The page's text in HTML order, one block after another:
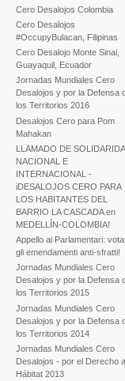
Cero Desalojos Colombia
Cero Desalojos
#OccupyBulacan, Filipinas
Cero Desalojo Monte Sinai,
Guayaquil, Ecuador
Jornadas Mundiales Cero
Desalojos y por la Defensa
los Territorios 2016
Desalojos Cero para Pom
Mahakan
LLAMADO DE
NACIONAL E
INTERNACIONAL -
iDESALOJOS CERO PARA
LOS HABITANTES DEL
BARRIO LA CASCADA en
MEDELLÍN-COLOMBIA!
Appello ai Parlamentari:
gli emendamenti anti-sfratti!
Jornadas Mundiales Cero
Desalojos y por la Defensa
los Territorios 2015
Jornadas Mundiales Cero
Desalojos y por la Defensa
los Territorios 2014
Jornadas Mundiales Cero
Desalojos - por el Derecho
Hábitat 2013